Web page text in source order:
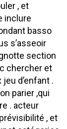
, et
inclure
basso
s’asseoir
section
chercher et
d’enfant .
parier ,qui
. acteur
, et